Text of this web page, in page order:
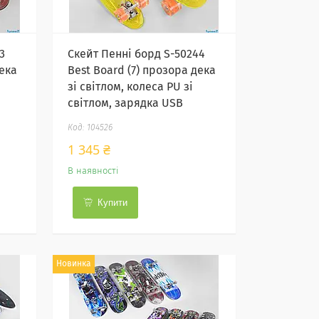
Скейт Пенні борд S-50244
Best Board (7) прозора дека
зі світлом, колеса PU зі
світлом, зарядка USB
104526
1 345 ₴
В наявності
Купити
Новинка